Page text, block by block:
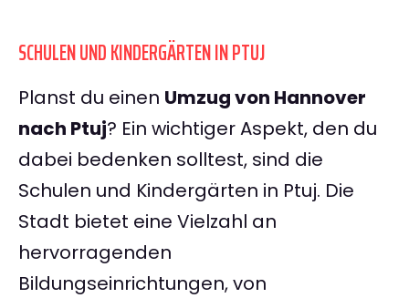
SCHULEN UND KINDERGÄRTEN IN PTUJ
Planst du einen Umzug von Hannover
nach Ptuj? Ein wichtiger Aspekt, den du
dabei bedenken solltest, sind die
Schulen und Kindergärten in Ptuj. Die
Stadt bietet eine Vielzahl an
hervorragenden
Bildungseinrichtungen, von